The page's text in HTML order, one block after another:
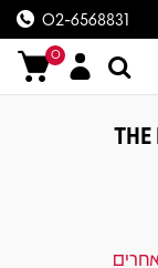
02-6568831
0